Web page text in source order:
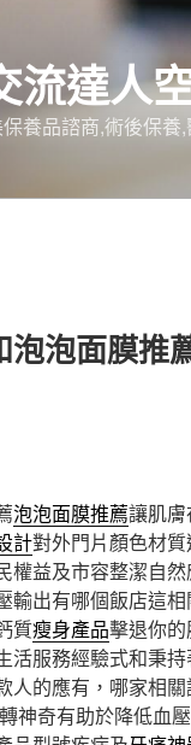
流達人
養品諮商,術後保
泡泡面膜推
泡泡面膜推薦讓肌
計對外門片顏色材
權益及市容整潔自
輸出有哪個飯店這相
質瘦身產品擊退你
活服務經驗式和秉
人的應有，哪家相
神奇有助於降低血